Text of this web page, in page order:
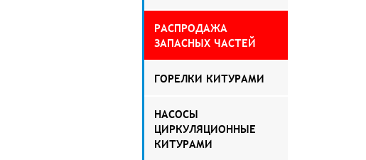
РАСПРОДАЖА
ЗАПАСНЫХ ЧАСТЕЙ
ГОРЕЛКИ КИТУРАМИ
НАСОСЫ
ЦИРКУЛЯЦИОННЫЕ
КИТУРАМИ